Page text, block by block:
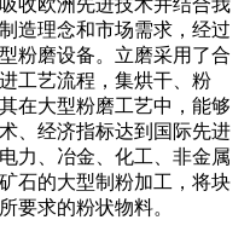
收欧洲先进技术并结合我
造理念和市场需求，经过
粉磨设备。立磨采用了合
工艺流程，集烘干、粉
在大型粉磨工艺中，能够
、经济指标达到国际先进
力、冶金、化工、非金属
石的大型制粉加工，将块
要求的粉状物料。